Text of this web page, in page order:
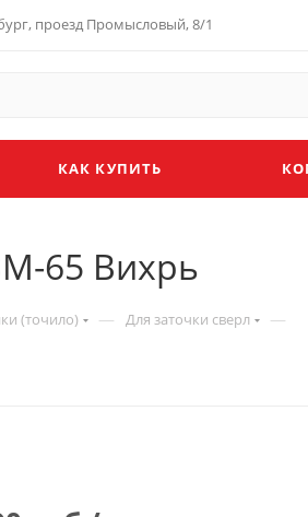
проезд Промысловый, 8/1
КАК КУПИТЬ
65 Вихрь
(точило) — Для заточки сверл —